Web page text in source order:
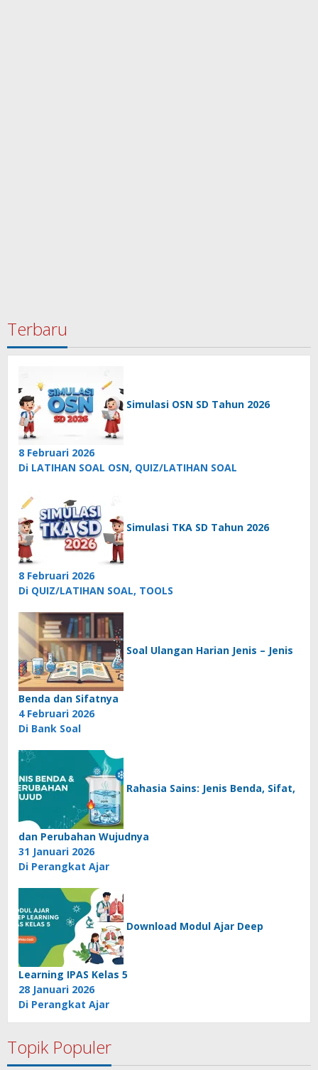
Terbaru
Simulasi OSN SD Tahun 2026
8 Februari 2026
Di LATIHAN SOAL OSN, QUIZ/LATIHAN SOAL
Simulasi TKA SD Tahun 2026
8 Februari 2026
Di QUIZ/LATIHAN SOAL, TOOLS
Soal Ulangan Harian Jenis – Jenis
Benda dan Sifatnya
4 Februari 2026
Di Bank Soal
Rahasia Sains: Jenis Benda, Sifat,
dan Perubahan Wujudnya
31 Januari 2026
Di Perangkat Ajar
Download Modul Ajar Deep
Learning IPAS Kelas 5
28 Januari 2026
Di Perangkat Ajar
Topik Populer